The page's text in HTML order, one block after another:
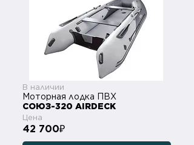
В наличии
Моторная лодка ПВХ
СОЮЗ-320 AIRDECK
Цена
42 700₽